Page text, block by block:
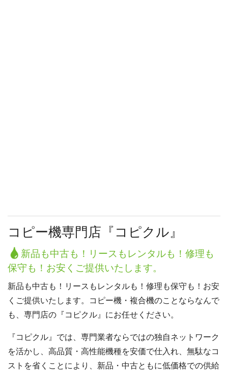
コピー機専門店『コピクル』
新品も中古も！リースもレンタルも！修理も
保守も！お安くご提供いたします。
新品も中古も！リースもレンタルも！修理も保守も！お安
くご提供いたします。コピー機・複合機のことならなんで
も、専門店の『コピクル』にお任せください。
『コピクル』では、専門業者ならではの独自ネットワーク
を活かし、高品質・高性能機種を安価で仕入れ、無駄なコ
ストを省くことにより、新品・中古ともに低価格での供給